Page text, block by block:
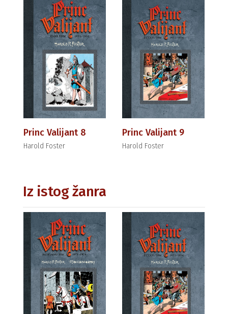
Princ Valijant 8
Harold Foster
Princ Valijant 9
Harold Foster
Iz istog žanra